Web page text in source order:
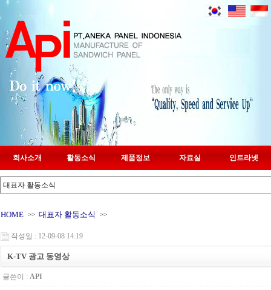
회사소개 활동소식 제품정보 자료실 인트라넷
HOME >> 대표자 활동소식 >>
작성일 : 12-09-08 14:19
K-TV 광고 동영상
글쓴이 : API